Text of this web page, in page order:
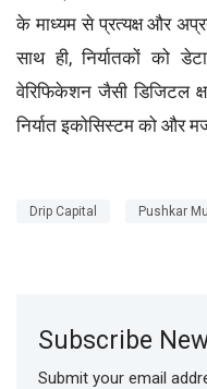
के माध्यम से प्रत्यक्ष और
साथ ही, निर्यातकों को
वेरिफिकेशन जैसी डिजिटल
निर्यात इकोसिस्टम को और
Drip Capital Pushkar
Subscribe
Submit your email